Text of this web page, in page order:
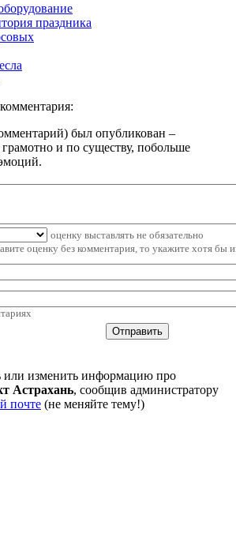
праздника
был опубликован –
грамотно и по существу, побольше
оценку выставлять не обязательно
оценку без комментария, то укажите хотя бы
или изменить информацию про
Астрахань, сообщив администратору
почте (не меняйте тему!)